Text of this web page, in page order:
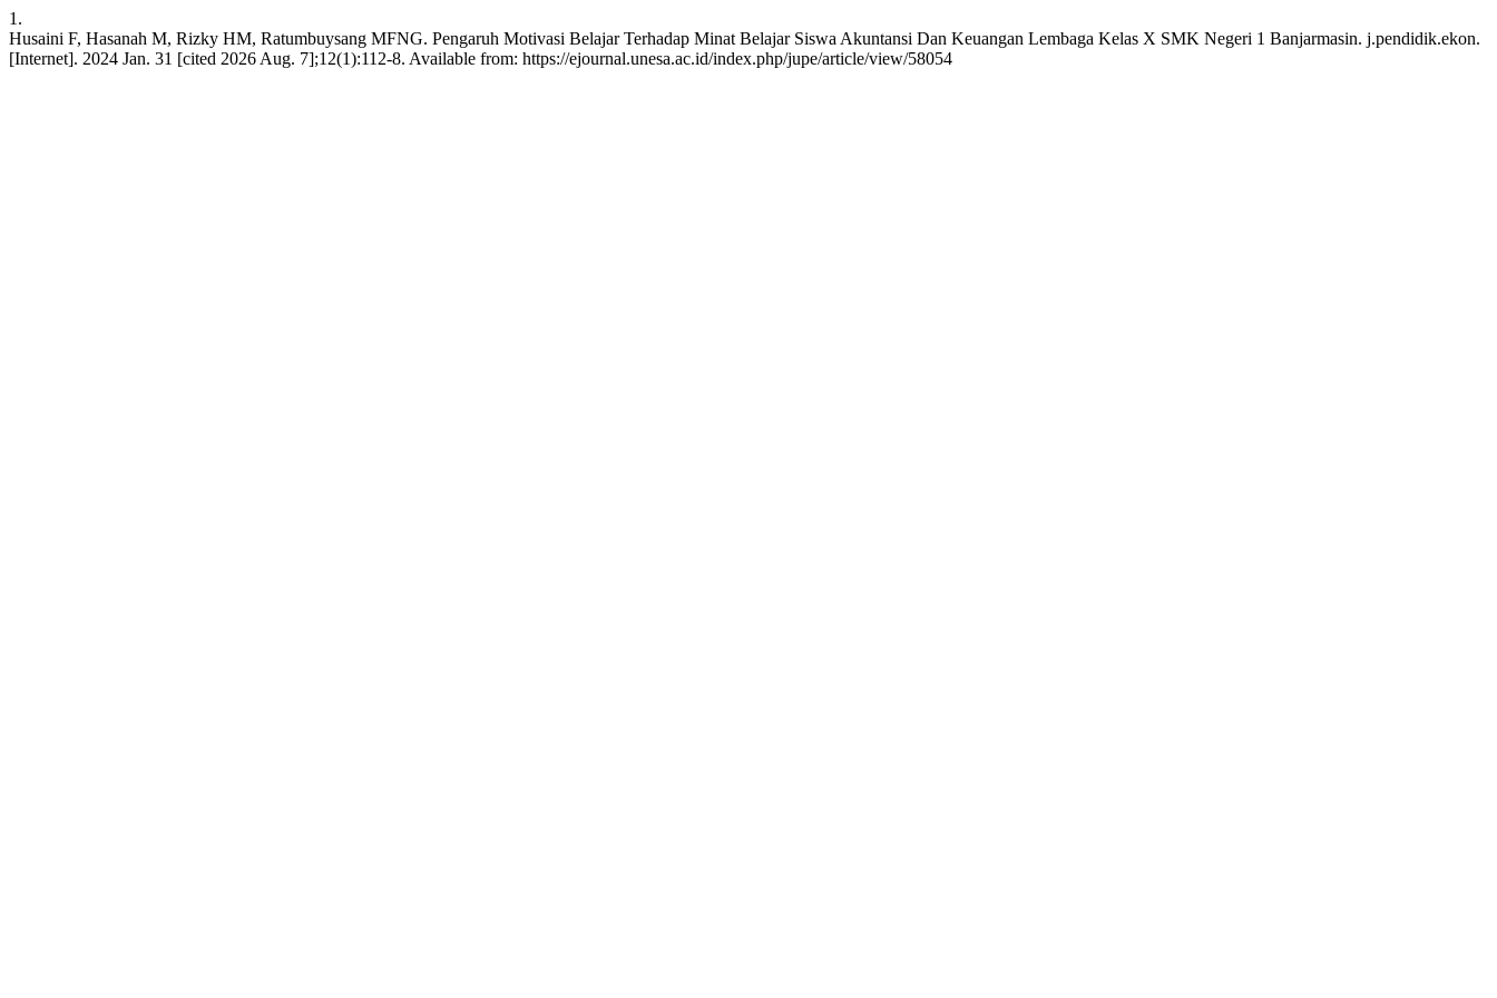
1.
Husaini F, Hasanah M, Rizky HM, Ratumbuysang MFNG. Pengaruh Motivasi Belajar Terhadap Minat Belajar Siswa Akuntansi Dan Keuangan Lembaga Kelas X SMK Negeri 1 Banjarmasin. j.pendidik.ekon.
[Internet]. 2024 Jan. 31 [cited 2026 Aug. 7];12(1):112-8. Available from: https://ejournal.unesa.ac.id/index.php/jupe/article/view/58054